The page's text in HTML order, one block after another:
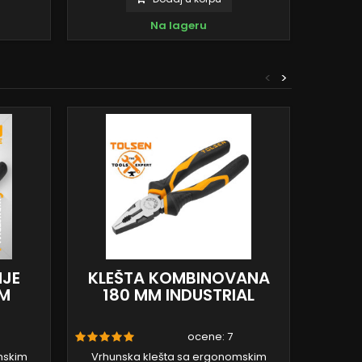
Na lageru
>
<
KLEŠTA KOMBINOVANA
180 MM INDUSTRIAL
ocene: 7
Vrhunska klešta sa ergonomskim